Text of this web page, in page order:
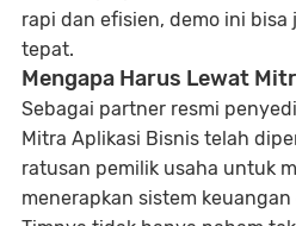
rapi dan efisien, demo ini
tepat.
Mengapa Harus Lewat
Sebagai partner resmi
Mitra Aplikasi Bisnis telah
ratusan pemilik usaha untuk
menerapkan sistem